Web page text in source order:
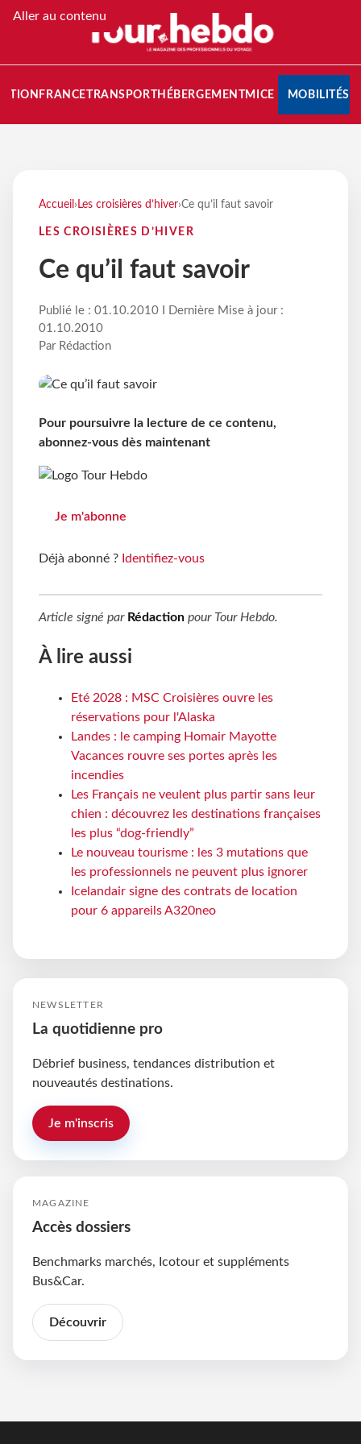
Aller au contenu
FRANCETRANSPORT HÉBERGEMENTMICE MOBILITÉS
Accueil › Les croisières d’hiver›Ce qu’il faut savoir
LES CROISIÈRES D’HIVER
Ce qu’il faut savoir
Publié le : 01.10.2010 I Dernière Mise à jour :
01.10.2010
Par Rédaction
Pour poursuivre la lecture de ce contenu,
abonnez-vous dès maintenant
Je m'abonne
Déjà abonné ? Identifiez-vous
Article signé par Rédaction pour Tour Hebdo.
À lire aussi
Eté 2028 : MSC Croisières ouvre les
réservations pour l'Alaska
Landes : le camping Homair Mayotte
Vacances rouvre ses portes après les
incendies
Les Français ne veulent plus partir sans leur
chien : découvrez les destinations françaises
les plus “dog-friendly”
Le nouveau tourisme : les 3 mutations que
les professionnels ne peuvent plus ignorer
Icelandair signe des contrats de location
pour 6 appareils A320neo
NEWSLETTER
La quotidienne pro
Débrief business, tendances distribution et
nouveautés destinations.
Je m'inscris
MAGAZINE
Accès dossiers
Benchmarks marchés, Icotour et suppléments
Bus&Car.
Découvrir